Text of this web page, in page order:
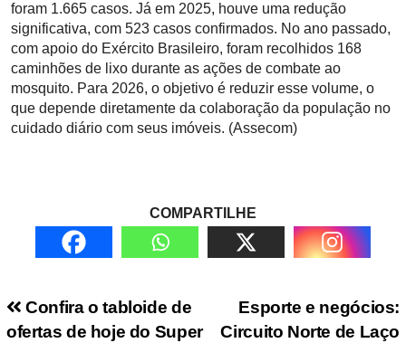
foram 1.665 casos. Já em 2025, houve uma redução
significativa, com 523 casos confirmados. No ano passado,
com apoio do Exército Brasileiro, foram recolhidos 168
caminhões de lixo durante as ações de combate ao
mosquito. Para 2026, o objetivo é reduzir esse volume, o
que depende diretamente da colaboração da população no
cuidado diário com seus imóveis. (Assecom)
COMPARTILHE
Navegação de PostEsporte e negócios:
Circuito Norte de Laço
Confira o tabloide de
ofertas de hoje do Super